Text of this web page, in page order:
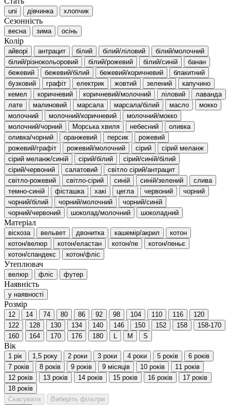
uni дівчинка хлопчик
Сезонність
весна зима осінь
Колір
айворі антрацит білий білий/ліловий
білий/молочний
білий/різнокольоровий
білий/рожевий білий/синій
банан
бежевий
бежевий/білий бежевий/коричневий
блакитний
бузковий
графіт електрик жовтий зелений
капучино
кемел
коричневий коричневий/молочний ліловий
лаванда
лате
малиновий марсала марсала/білий масло
мокко
молочний
молочний/коричневий
молочний/мокко
молочний/чорний
Морська хвиля небесний
оливка
оливка/чорний
оранжевий персик
рожевий
рожевий/графіт
рожевий/молочний сірий
сірий меланж
сірий меланж/синій
сірий/білий
сірий/синій/білий
сірий/червоний
салатовий
світло сірий/антрацит
світло-рожевий
світло-сірий синій синій/зелений
слива
темно-синій
фісташка хакі цегла червоний
чорний
чорний/білий
чорний/молочний
чорний/синій
чорний/червоний
шоколад/молочний шоколадний
Матеріал
віскоза вельвет двонитка кашемір/акрил
котон
котон/велюр
котон/еластан котон/пе
котон/пеньє
котон/спандекс
котон/фліс
Утеплювач
велюр фліс футер
Наявність
у наявності
Розмір
12 14 74 80 86 92 98 104 110 116
120
122
128 130 134 140 146 150 152 158
158-170
160
164 170 176 180 M S
Вік
1 рік 1,5 року 2 роки 3 роки 4 роки 5 років
6 років
7 років
8 років 9 років 9 місяців 10 років
11 років
12 років
13 років 14 років 15 років 16 років
17 років
18 років
Скасувати
Виберіть фільтри